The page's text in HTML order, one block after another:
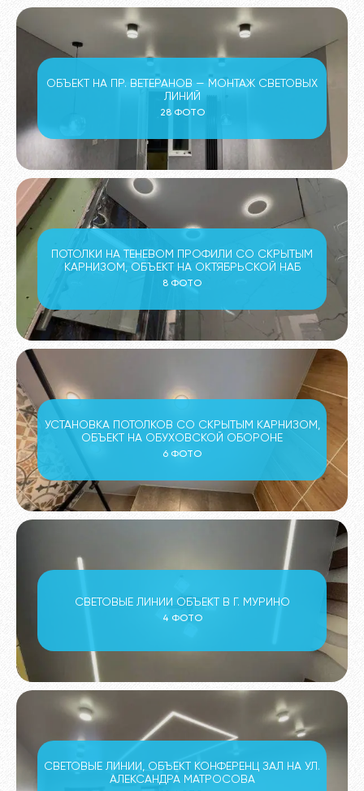
ОБЪЕКТ НА ПР. ВЕТЕРАНОВ — МОНТАЖ СВЕТОВЫХ
ЛИНИЙ
28 ФОТО
ПОТОЛКИ НА ТЕНЕВОМ ПРОФИЛИ СО СКРЫТЫМ
КАРНИЗОМ, ОБЪЕКТ НА ОКТЯБРЬСКОЙ НАБ
8 ФОТО
УСТАНОВКА ПОТОЛКОВ СО СКРЫТЫМ КАРНИЗОМ,
ОБЪЕКТ НА ОБУХОВСКОЙ ОБОРОНЕ
6 ФОТО
СВЕТОВЫЕ ЛИНИИ ОБЪЕКТ В Г. МУРИНО
4 ФОТО
СВЕТОВЫЕ ЛИНИИ, ОБЪЕКТ КОНФЕРЕНЦ ЗАЛ НА УЛ.
АЛЕКСАНДРА МАТРОСОВА